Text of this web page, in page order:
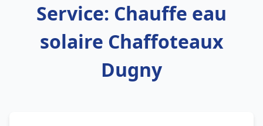
Service: Chauffe eau
solaire Chaffoteaux
Dugny